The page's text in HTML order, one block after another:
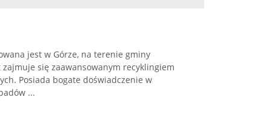
jest w Górze, na terenie gminy
się zaawansowanym recyklingiem
Posiada bogate doświadczenie w
...